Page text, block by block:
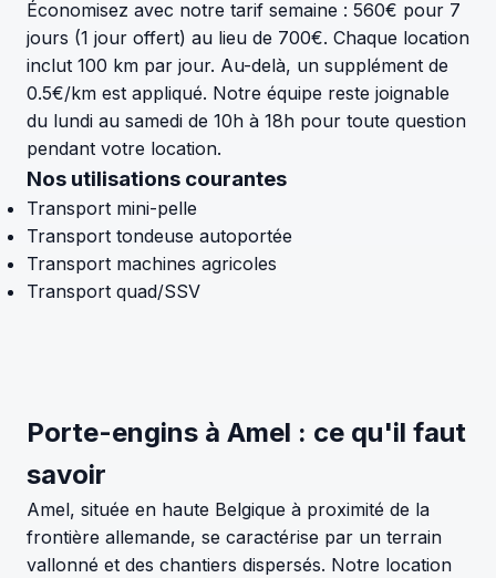
Économisez avec notre tarif semaine : 560€ pour 7
jours (1 jour offert) au lieu de 700€. Chaque location
inclut 100 km par jour. Au-delà, un supplément de
0.5€/km est appliqué. Notre équipe reste joignable
du lundi au samedi de 10h à 18h pour toute question
pendant votre location.
Nos utilisations courantes
Transport mini-pelle
Transport tondeuse autoportée
Transport machines agricoles
Transport quad/SSV
Porte-engins à Amel : ce qu'il faut
savoir
Amel, située en haute Belgique à proximité de la
frontière allemande, se caractérise par un terrain
vallonné et des chantiers dispersés. Notre location